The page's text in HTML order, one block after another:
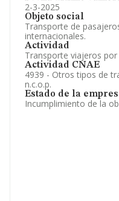
2-3-2025
Objeto social
Transporte de
internacionales.
Actividad
Transporte viajeros
Actividad CNAE
4939 - Otros tipos de
n.c.o.p.
Estado de la
Incumplimiento de la